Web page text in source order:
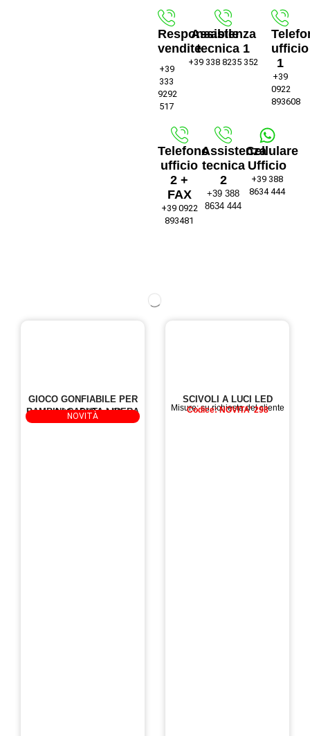
Responsabile
vendite
+39
333
9292
517
Assistenza
tecnica 1
+39 338 8235 352
ufficio
1
+39
0922
893608
Telefono
ufficio
2 +
FAX
+39 0922
893481
Assistenza
tecnica
2
+39 388
8634 444
Cellulare
Ufficio
+39 388
8634 444
GIOCO GONFIABILE PER
BAMBINI CADUTA LIBERA
mt 6,00 x 5,00 h 4,00
Codice : NOVITA' 245
NOVITÀ
SCIVOLI A LUCI LED
Misure: su richiesta del cliente
Codice: NOVITA' 298